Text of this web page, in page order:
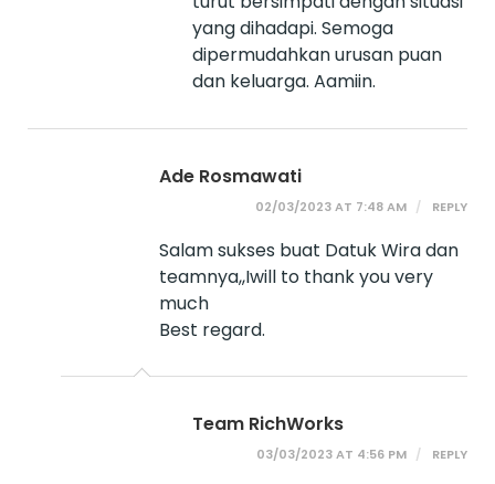
yang dihadapi. Semoga
dipermudahkan urusan puan
dan keluarga. Aamiin.
Ade Rosmawati
02/03/2023 AT 7:48 AM REPLY
Salam sukses buat Datuk Wira dan
teamnya,,Iwill to thank you very
much
Best regard.
Team RichWorks
03/03/2023 AT 4:56 PM REPLY